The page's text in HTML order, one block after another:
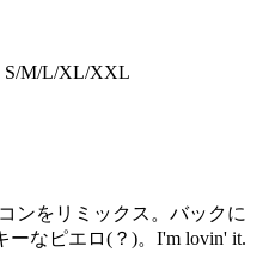
S/M/L/XL/XXL
ンをリミックス。バックに
なピエロ(？)。I'm lovin' it.